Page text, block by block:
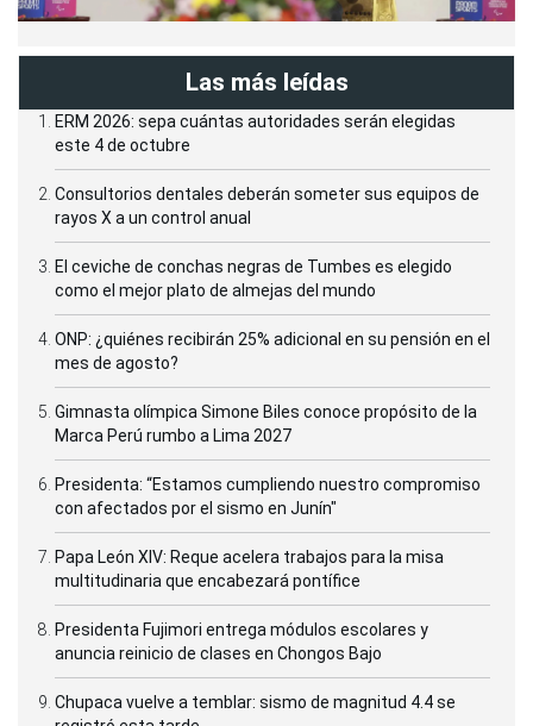
Las más leídas
ERM 2026: sepa cuántas autoridades serán elegidas
este 4 de octubre
Consultorios dentales deberán someter sus equipos de
rayos X a un control anual
El ceviche de conchas negras de Tumbes es elegido
como el mejor plato de almejas del mundo
ONP: ¿quiénes recibirán 25% adicional en su pensión en el
mes de agosto?
Gimnasta olímpica Simone Biles conoce propósito de la
Marca Perú rumbo a Lima 2027
Presidenta: “Estamos cumpliendo nuestro compromiso
con afectados por el sismo en Junín"
Papa León XIV: Reque acelera trabajos para la misa
multitudinaria que encabezará pontífice
Presidenta Fujimori entrega módulos escolares y
anuncia reinicio de clases en Chongos Bajo
Chupaca vuelve a temblar: sismo de magnitud 4.4 se